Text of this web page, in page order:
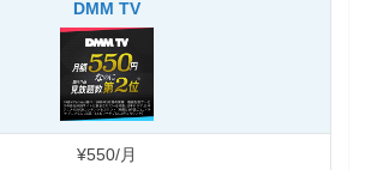
DMM TV
¥550/月